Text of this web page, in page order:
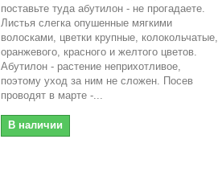
поставьте туда абутилон - не прогадаете.
Листья слегка опушенные мягкими
волосками, цветки крупные, колокольчатые,
оранжевого, красного и желтого цветов.
Абутилон - растение неприхотливое,
поэтому уход за ним не сложен. Посев
проводят в марте -...
В наличии